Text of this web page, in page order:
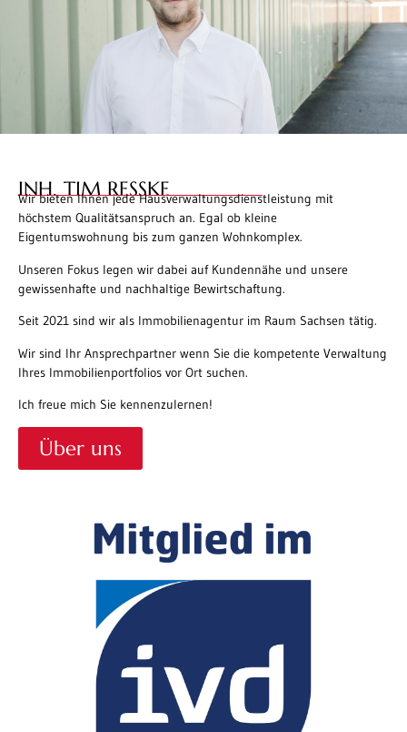
INH. TIM RESSKE
Wir bieten Ihnen jede Hausverwaltungsdienstleistung mit
höchstem Qualitätsanspruch an. Egal ob kleine
Eigentumswohnung bis zum ganzen Wohnkomplex.
Unseren Fokus legen wir dabei auf Kundennähe und unsere
gewissenhafte und nachhaltige Bewirtschaftung.
Seit 2021 sind wir als Immobilienagentur im Raum Sachsen tätig.
Wir sind Ihr Ansprechpartner wenn Sie die kompetente Verwaltung
Ihres Immobilienportfolios vor Ort suchen.
Ich freue mich Sie kennenzulernen!
Über uns